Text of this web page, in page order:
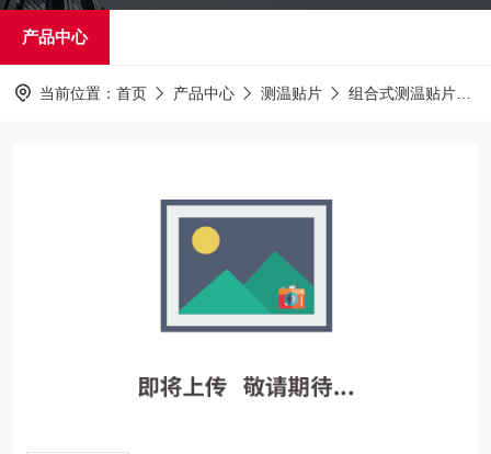
产品中心
当前位置： 首页 产品中心 测温贴片 组合式测温贴片